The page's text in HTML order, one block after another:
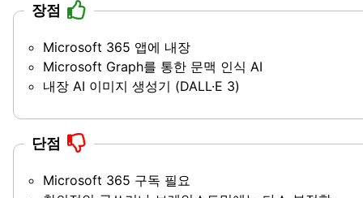
장점
Microsoft 365 앱에 내장
Microsoft Graph를 통한 문맥 인식 AI
내장 AI 이미지 생성기 (DALL·E 3)
단점
Microsoft 365 구독 필요